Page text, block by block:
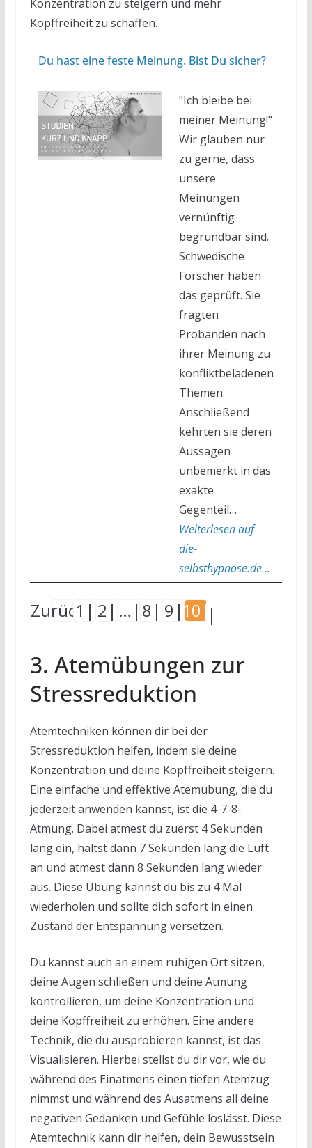
Konzentration zu steigern und mehr
Kopffreiheit zu schaffen.
Du hast eine feste Meinung. Bist Du sicher?
"Ich bleibe bei
meiner Meinung!"
Wir glauben nur
zu gerne, dass
unsere
Meinungen
vernünftig
begründbar sind.
Schwedische
Forscher haben
das geprüft. Sie
fragten
Probanden nach
ihrer Meinung zu
konfliktbeladenen
Themen.
Anschließend
kehrten sie deren
Aussagen
unbemerkt in das
exakte
Gegenteil…
Weiterlesen auf
die-
selbsthypnose.de...
Zurück
1 2 … 8 9 10
3. Atemübungen zur
Stressreduktion
Atemtechniken können dir bei der
Stressreduktion helfen, indem sie deine
Konzentration und deine Kopffreiheit steigern.
Eine einfache und effektive Atemübung, die du
jederzeit anwenden kannst, ist die 4-7-8-
Atmung. Dabei atmest du zuerst 4 Sekunden
lang ein, hältst dann 7 Sekunden lang die Luft
an und atmest dann 8 Sekunden lang wieder
aus. Diese Übung kannst du bis zu 4 Mal
wiederholen und sollte dich sofort in einen
Zustand der Entspannung versetzen.
Du kannst auch an einem ruhigen Ort sitzen,
deine Augen schließen und deine Atmung
kontrollieren, um deine Konzentration und
deine Kopffreiheit zu erhöhen. Eine andere
Technik, die du ausprobieren kannst, ist das
Visualisieren. Hierbei stellst du dir vor, wie du
während des Einatmens einen tiefen Atemzug
nimmst und während des Ausatmens all deine
negativen Gedanken und Gefühle loslässt. Diese
Atemtechnik kann dir helfen, dein Bewusstsein